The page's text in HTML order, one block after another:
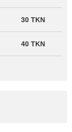
30 TKN
40 TKN